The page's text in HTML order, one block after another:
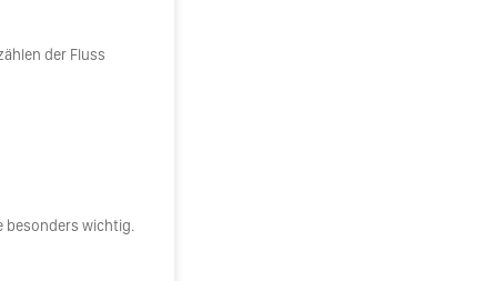
der Fluss
besonders wichtig.